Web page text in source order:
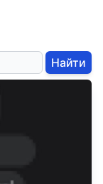
Найти